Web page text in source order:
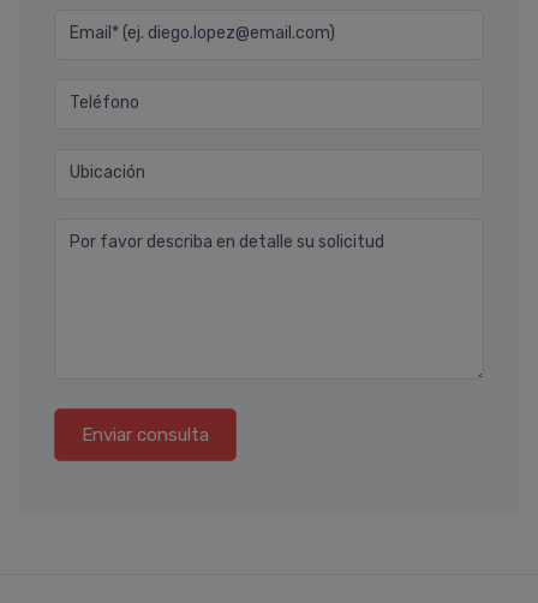
Email* (ej. diego.lopez@email.com)
Teléfono
Ubicación
Por favor describa en detalle su solicitud
Enviar consulta